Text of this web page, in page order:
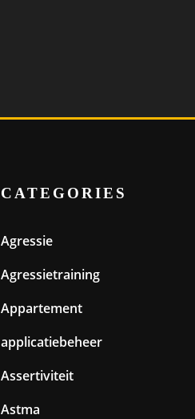
CATEGORIES
Agressie
Agressietraining
Appartement
applicatiebeheer
Assertiviteit
Astma